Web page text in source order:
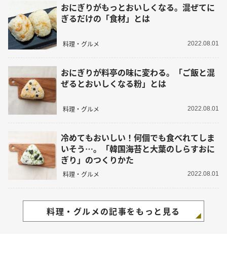
おにぎりがもっとおいしくなる。混ぜてに
ぎるだけの「食材」とは
料理・グルメ 2022.08.01
おにぎりが料亭の味に変わる。「ご飯と混
ぜるとおいしくなる粉」とは
料理・グルメ 2022.08.01
冷めてもおいしい！何個でも食べれてしま
いそう…。「韓国海苔と大葉のしらすおに
ぎり」のつくりかた
料理・グルメ 2022.08.01
料理・グルメの記事をもっと見る